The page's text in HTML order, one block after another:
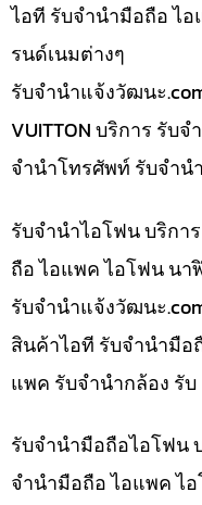
ไอที รับจำนำมือถือ ไ
รนด์เนมต่างๆ
รับจํานําแจ้งวัฒนะ
VUITTON บริการ รับ
จำนำโทรศัพท์ รับจำน
รับจำนำไอโฟน บริกา
ถือ ไอแพค ไอโฟน นา
รับจํานําแจ้งวัฒนะ
สินค้าไอที รับจำนำมือ
แพค รับจำนำกล้อง รับ
รับจำนำมือถือไอโฟน
จำนำมือถือ ไอแพค ไ